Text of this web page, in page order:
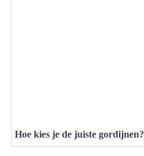
Hoe kies je de juiste gordijnen?